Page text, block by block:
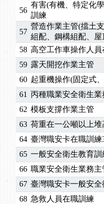
56
有害(有機、特定化
訓練
57
營造作業主管(擋土
組配、鋼構組配、屋
58 高空工作車操作人員
59 露天開挖作業主管
60 起重機操作(固定式
61 丙種職業安全衛生業
62 模板支撐作業主管
63 荷重在一公噸以上
64 臺灣職安卡在職訓練
65 一般安全衛生教育訓
66 職業安全衛生業務主
67 臺灣職安卡一般安
68 急救人員在職訓練